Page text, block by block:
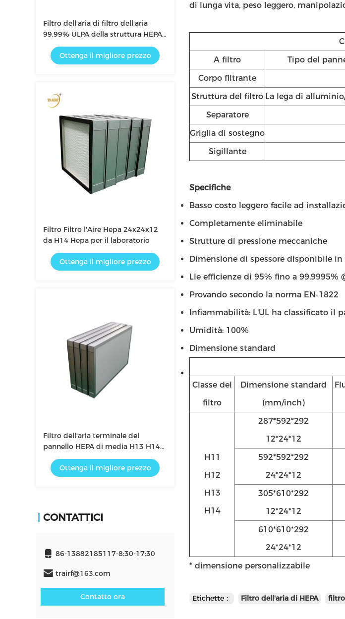
Filtro dell'aria di filtro dell'aria
99,99% ULPA della struttura HEPA
della lega di alluminio
Ottenga il migliore prezzo
Filtro Filtro l'Aire Hepa 24x24x12
da H14 Hepa per il laboratorio
Ottenga il migliore prezzo
Filtro dell'aria terminale del
pannello HEPA di media H13 H14
di Mini Pleats Glass Fiber Filter di
filtrazione per il cappuccio di
flusso laminare
Ottenga il migliore prezzo
CONTATTICI
86-13882185117-8:30-17:30
trairf@163.com
Contatto ora
di lunga vita, peso leggero,
A filtro
Tipo del
Corpo filtrante
Struttura del filtro La lega di
Separatore
Griglia di sostegno
Sigillante
Specifiche
Basso costo leggero facile ad
Completamente eliminabile
Strutture di pressione meccaniche
Dimensione di spessore disponibile
Lle efficienze di 95% fino a 99,9995%
Provando secondo la norma EN-1822
Infiammabilità: L'UL ha classificato il
Umidità: 100%
Dimensione standard
Classe del
filtro
Dimensione standard
(mm/inch)
H11
H12
H13
H14
287*592*292
12*24*12
592*592*292
24*24*12
305*610*292
12*24*12
610*610*292
24*24*12
* dimensione personalizzabile
Etichette： Filtro dell'aria di HEPA